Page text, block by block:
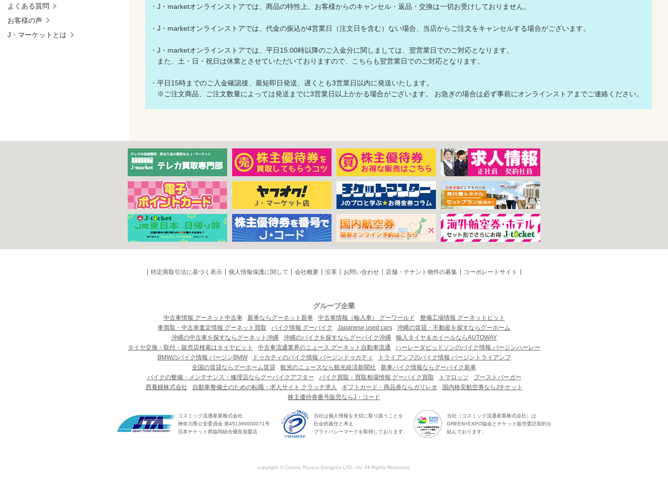
よくある質問
お客様の声
J・マーケットとは
・J・marketオンラインストアでは、商品の特性上、お客様からのキャンセル・返品・交換は一切お受けしておりません。
・J・marketオンラインストアでは、代金の振込が4営業日（注文日を含む）ない場合、当店からご注文をキャンセルする場合がございます。
・J・marketオンラインストアでは、平日15:00時以降のご入金分に関しましては、翌営業日でのご対応となります。
また、土・日・祝日は休業とさせていただいておりますので、こちらも翌営業日でのご対応となります。
・平日15時までのご入金確認後、最短即日発送、遅くとも3営業日以内に発送いたします。
※ご注文商品、ご注文数量によっては発送までに3営業日以上かかる場合がございます。 お急ぎの場合は必ず事前にオンラインストアまでご連絡ください。
特定商取引法に基づく表示 個人情報保護に関して 会社概要 沿革 お問い合わせ 店舗・テナント物件の募集 コーポレートサイト
グループ企業
中古車情報 グーネット中古車 新車ならグーネット新車 中古車情報（輸入車） グーワールド
整備工場情報 グーネットピット
車買取・中古車査定情報 グーネット買取
バイク情報 グーバイク Japanese used cars
沖縄の賃貸・不動産を探すならグーホーム
沖縄の中古車を探すならグーネット沖縄
沖縄のバイクを探すならグーバイク沖縄
輸入タイヤ＆ホイールならAUTOWAY
タイヤ交換・取付・販売店検索はタイヤピット
中古車流通業界のニュース グーネット自動車流通
ハーレーダビッドソンのバイク情報 バージンハーレー
BMWのバイク情報 バージンBMW
ドゥカティのバイク情報 バージンドゥカティ
トライアンフのバイク情報 バージントライアンフ
全国の賃貸ならグーホーム賃貸
観光のニュースなら観光経済新聞社
新車バイク情報ならグーバイク新車
バイクの整備・メンテナンス・修理店ならグーバイクアフター
バイク買取・買取相場情報 グーバイク買取 トマロッソ
ブーストバーガー
西養鰻株式会社
自動車整備士のための転職・求人サイト クラッチ求人 ギフトカード・商品券ならガリレオ
国内格安航空券ならJチケット
株主優待券番号販売ならJ・コード
コスミック流通産業株式会社
神奈川県公安委員会 第451360000071号
日本チケット商協同組合優良加盟店
当社は個人情報を大切に取り扱うことを
社会的責任と考え
プライバシーマークを取得しております。
当社（コスミック流通産業株式会社）は
GREEN×EXPO協会とチケット販売委託契約を
結んでおります。
copyright © Cosmic Ryutuu Sangyou LTD., Inc All Rights Reserved.